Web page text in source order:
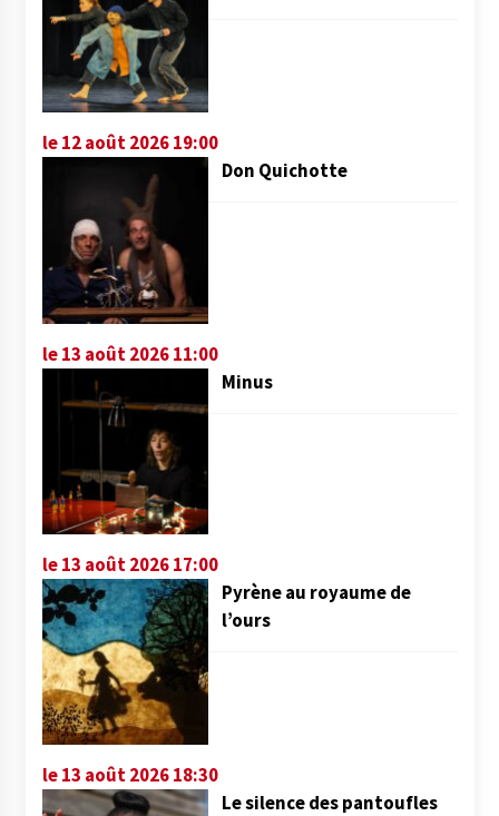
le 12 août 2026 19:00
Don Quichotte
le 13 août 2026 11:00
Minus
le 13 août 2026 17:00
Pyrène au royaume de
l’ours
le 13 août 2026 18:30
Le silence des pantoufles